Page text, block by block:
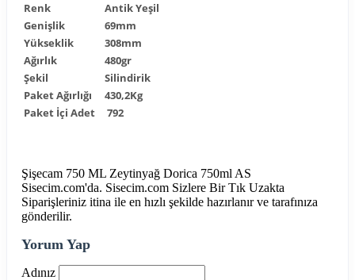
Renk
Antik Yeşil
Genişlik
69mm
Yükseklik
308mm
Ağırlık
480gr
Şekil
Silindirik
Paket Ağırlığı
430,2Kg
Paket İçi Adet
792
Şişecam 750 ML Zeytinyağ Dorica 750ml AS
Sisecim.com'da. Sisecim.com Sizlere Bir Tık Uzakta
Siparişleriniz itina ile en hızlı şekilde hazırlanır ve tarafınıza
gönderilir.
Yorum Yap
Adınız